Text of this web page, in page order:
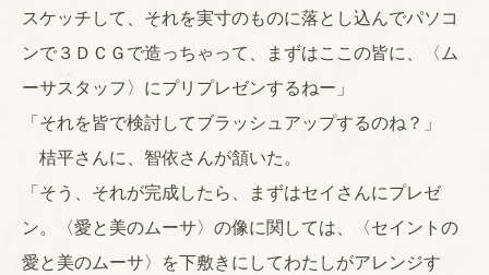
スケッチして、それを実寸のものに落とし込んでパソコ
ンで３ＤＣＧで造っちゃって、まずはここの皆に、〈ム
ーサスタッフ〉にプリプレゼンするねー」
「それを皆で検討してブラッシュアップするのね？」
桔平さんに、智依さんが頷いた。
「そう、それが完成したら、まずはセイさんにプレゼ
ン。〈愛と美のムーサ〉の像に関しては、〈セイントの
愛と美のムーサ〉を下敷きにしてわたしがアレンジす